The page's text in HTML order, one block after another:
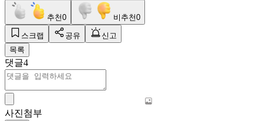
추천0 비추천0
스크랩 공유
신고
목록
댓글4
사진첨부